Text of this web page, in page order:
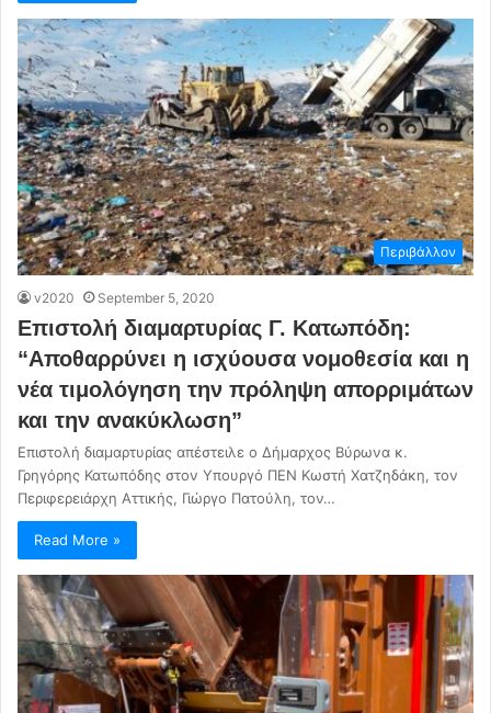
Περιβάλλον
v2020 September 5, 2020
Επιστολή διαμαρτυρίας Γ. Κατωπόδη:
“Αποθαρρύνει η ισχύουσα νομοθεσία και η
νέα τιμολόγηση την πρόληψη απορριμάτων
και την ανακύκλωση”
Επιστολή διαμαρτυρίας απέστειλε ο Δήμαρχος Βύρωνα κ.
Γρηγόρης Κατωπόδης στον Υπουργό ΠΕΝ Κωστή Χατζηδάκη, τον
Περιφερειάρχη Αττικής, Γιώργο Πατούλη, τον…
Read More »